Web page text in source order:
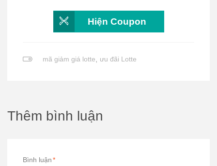
Hiện Coupon
mã giảm giá lotte, ưu đãi Lotte
Thêm bình luận
Bình luận*